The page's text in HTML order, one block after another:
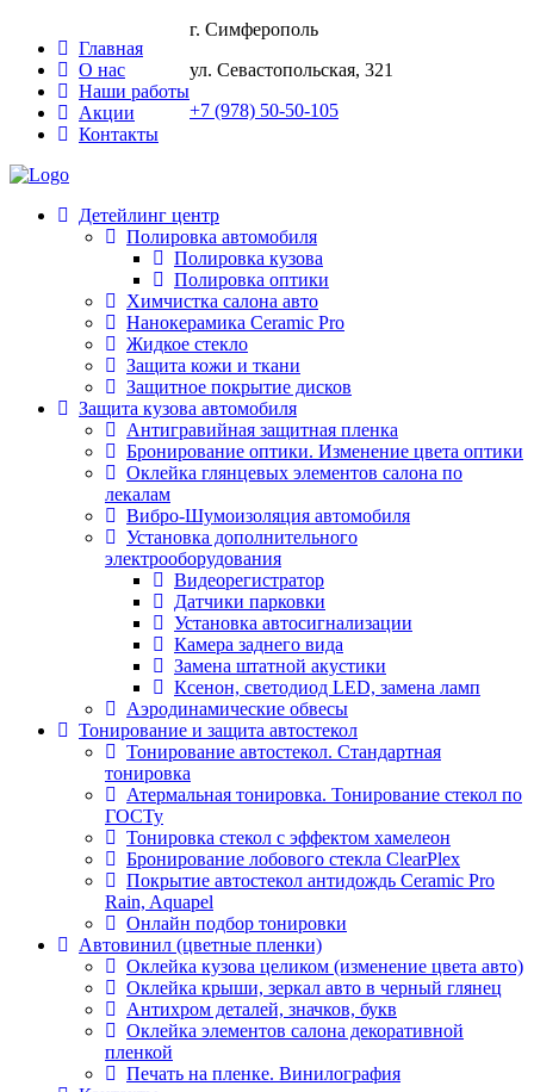
Главная
О нас
Наши работы
Акции
Контакты
г. Симферополь
ул. Севастопольская, 321
+7 (978) 50-50-105
Детейлинг центр
Полировка автомобиля
Полировка кузова
Полировка оптики
Химчистка салона авто
Нанокерамика Ceramic Pro
Жидкое стекло
Защита кожи и ткани
Защитное покрытие дисков
Защита кузова автомобиля
Антигравийная защитная пленка
Бронирование оптики. Изменение цвета оптики
Оклейка глянцевых элементов салона по
лекалам
Вибро-Шумоизоляция автомобиля
Установка дополнительного
электрооборудования
Видеорегистратор
Датчики парковки
Установка автосигнализации
Камера заднего вида
Замена штатной акустики
Ксенон, светодиод LED, замена ламп
Аэродинамические обвесы
Тонирование и защита автостекол
Тонирование автостекол. Стандартная
тонировка
Атермальная тонировка. Тонирование стекол по
ГОСТу
Тонировка стекол с эффектом хамелеон
Бронирование лобового стекла ClearPlex
Покрытие автостекол антидождь Ceramic Pro
Rain, Aquapel
Онлайн подбор тонировки
Автовинил (цветные пленки)
Оклейка кузова целиком (изменение цвета авто)
Оклейка крыши, зеркал авто в черный глянец
Антихром деталей, значков, букв
Оклейка элементов салона декоративной
пленкой
Печать на пленке. Винилография